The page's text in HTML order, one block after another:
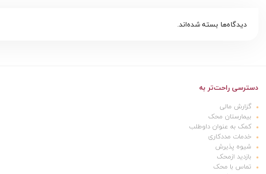
دیدگاه‌ها بسته شده‌اند.
دسترسی راحت‌تر به
گزارش مالی
بیمارستان محک
کمک به عنوان داوطلب
خدمات مددکاری
شیوه پذیرش
بازدید ازمحک
تماس با محک